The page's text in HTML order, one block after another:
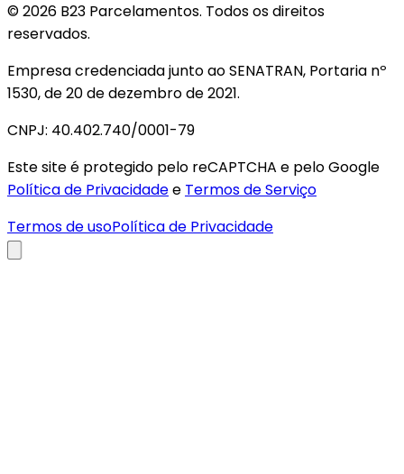
© 2026 B23 Parcelamentos. Todos os direitos
reservados.
Empresa credenciada junto ao SENATRAN, Portaria nº
1530, de 20 de dezembro de 2021.
CNPJ: 40.402.740/0001-79
Este site é protegido pelo reCAPTCHA e pelo Google
Política de Privacidadee Termos de Serviço
Termos de usoPolítica de Privacidade